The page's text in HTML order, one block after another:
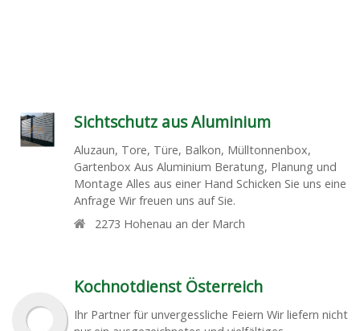
Sichtschutz aus Aluminium
Aluzaun, Tore, Türe, Balkon, Mülltonnenbox,
Gartenbox Aus Aluminium Beratung, Planung und
Montage Alles aus einer Hand Schicken Sie uns eine
Anfrage Wir freuen uns auf Sie.
2273 Hohenau an der March
Kochnotdienst Österreich
Ihr Partner für unvergessliche Feiern Wir liefern nicht